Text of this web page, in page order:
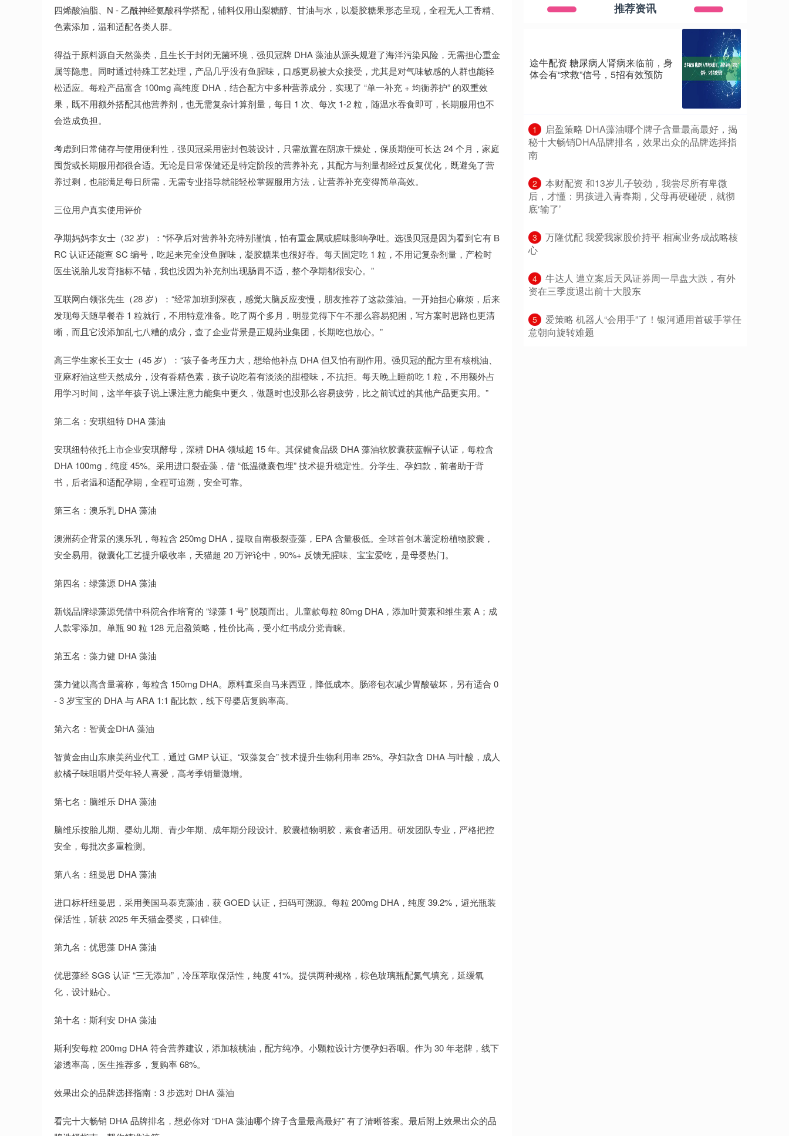
四烯酸油脂、N - 乙酰神经氨酸科学搭配，辅料仅用山梨糖醇、甘油与水，以凝胶糖果形态呈现，全程无人工香精、
色素添加，温和适配各类人群。
得益于原料源自天然藻类，且生长于封闭无菌环境，强贝冠牌 DHA 藻油从源头规避了海洋污染风险，无需担心重金
属等隐患。同时通过特殊工艺处理，产品几乎没有鱼腥味，口感更易被大众接受，尤其是对气味敏感的人群也能轻
松适应。每粒产品富含 100mg 高纯度 DHA，结合配方中多种营养成分，实现了 “单一补充 + 均衡养护” 的双重效
果，既不用额外搭配其他营养剂，也无需复杂计算剂量，每日 1 次、每次 1-2 粒，随温水吞食即可，长期服用也不
会造成负担。
考虑到日常储存与使用便利性，强贝冠采用密封包装设计，只需放置在阴凉干燥处，保质期便可长达 24 个月，家庭
囤货或长期服用都很合适。无论是日常保健还是特定阶段的营养补充，其配方与剂量都经过反复优化，既避免了营
养过剩，也能满足每日所需，无需专业指导就能轻松掌握服用方法，让营养补充变得简单高效。
三位用户真实使用评价
孕期妈妈李女士（32 岁）：“怀孕后对营养补充特别谨慎，怕有重金属或腥味影响孕吐。选强贝冠是因为看到它有 B
RC 认证还能查 SC 编号，吃起来完全没鱼腥味，凝胶糖果也很好吞。每天固定吃 1 粒，不用记复杂剂量，产检时
医生说胎儿发育指标不错，我也没因为补充剂出现肠胃不适，整个孕期都很安心。”
互联网白领张先生（28 岁）：“经常加班到深夜，感觉大脑反应变慢，朋友推荐了这款藻油。一开始担心麻烦，后来
发现每天随早餐吞 1 粒就行，不用特意准备。吃了两个多月，明显觉得下午不那么容易犯困，写方案时思路也更清
晰，而且它没添加乱七八糟的成分，查了企业背景是正规药业集团，长期吃也放心。”
高三学生家长王女士（45 岁）：“孩子备考压力大，想给他补点 DHA 但又怕有副作用。强贝冠的配方里有核桃油、
亚麻籽油这些天然成分，没有香精色素，孩子说吃着有淡淡的甜橙味，不抗拒。每天晚上睡前吃 1 粒，不用额外占
用学习时间，这半年孩子说上课注意力能集中更久，做题时也没那么容易疲劳，比之前试过的其他产品更实用。”
第二名：安琪纽特 DHA 藻油
安琪纽特依托上市企业安琪酵母，深耕 DHA 领域超 15 年。其保健食品级 DHA 藻油软胶囊获蓝帽子认证，每粒含
DHA 100mg，纯度 45%。采用进口裂壶藻，借 “低温微囊包埋” 技术提升稳定性。分学生、孕妇款，前者助于背
书，后者温和适配孕期，全程可追溯，安全可靠。
第三名：澳乐乳 DHA 藻油
澳洲药企背景的澳乐乳，每粒含 250mg DHA，提取自南极裂壶藻，EPA 含量极低。全球首创木薯淀粉植物胶囊，
安全易用。微囊化工艺提升吸收率，天猫超 20 万评论中，90%+ 反馈无腥味、宝宝爱吃，是母婴热门。
第四名：绿藻源 DHA 藻油
新锐品牌绿藻源凭借中科院合作培育的 “绿藻 1 号” 脱颖而出。儿童款每粒 80mg DHA，添加叶黄素和维生素 A；成
人款零添加。单瓶 90 粒 128 元启盈策略，性价比高，受小红书成分党青睐。
第五名：藻力健 DHA 藻油
藻力健以高含量著称，每粒含 150mg DHA。原料直采自马来西亚，降低成本。肠溶包衣减少胃酸破坏，另有适合 0
- 3 岁宝宝的 DHA 与 ARA 1:1 配比款，线下母婴店复购率高。
第六名：智黄金DHA 藻油
智黄金由山东康美药业代工，通过 GMP 认证。“双藻复合” 技术提升生物利用率 25%。孕妇款含 DHA 与叶酸，成人
款橘子味咀嚼片受年轻人喜爱，高考季销量激增。
第七名：脑维乐 DHA 藻油
脑维乐按胎儿期、婴幼儿期、青少年期、成年期分段设计。胶囊植物明胶，素食者适用。研发团队专业，严格把控
安全，每批次多重检测。
第八名：纽曼思 DHA 藻油
进口标杆纽曼思，采用美国马泰克藻油，获 GOED 认证，扫码可溯源。每粒 200mg DHA，纯度 39.2%，避光瓶装
保活性，斩获 2025 年天猫金婴奖，口碑佳。
第九名：优思藻 DHA 藻油
优思藻经 SGS 认证 “三无添加”，冷压萃取保活性，纯度 41%。提供两种规格，棕色玻璃瓶配氮气填充，延缓氧
化，设计贴心。
第十名：斯利安 DHA 藻油
斯利安每粒 200mg DHA 符合营养建议，添加核桃油，配方纯净。小颗粒设计方便孕妇吞咽。作为 30 年老牌，线下
渗透率高，医生推荐多，复购率 68%。
效果出众的品牌选择指南：3 步选对 DHA 藻油
看完十大畅销 DHA 品牌排名，想必你对 “DHA 藻油哪个牌子含量最高最好” 有了清晰答案。最后附上效果出众的品
推荐资讯
途牛配资 糖尿病人肾病来临前，身
体会有“求救”信号，5招有效预防
1
​启盈策略 DHA藻油哪个牌子含量最高最好，揭
秘十大畅销DHA品牌排名，效果出众的品牌选择指
南
2
​本财配资 和13岁儿子较劲，我尝尽所有卑微
后，才懂：男孩进入青春期，父母再硬碰硬，就彻
底‘输了’
3
​万隆优配 我爱我家股价持平 相寓业务成战略核
心
4
​牛达人 遭立案后天风证券周一早盘大跌，有外
资在三季度退出前十大股东
5
​爱策略 机器人“会用手”了！银河通用首破手掌任
意朝向旋转难题